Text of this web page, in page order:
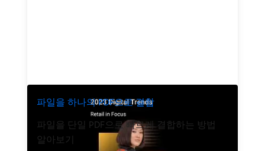
파일을 하나의 PDF으로 결합
파일을 단일 PDF으로 빠르게 결합하는 방법
알아보기